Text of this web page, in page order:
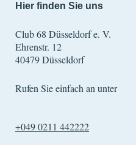
Hier finden Sie uns
Club 68 Düsseldorf e. V.
Ehrenstr. 12
40479Düsseldorf
Rufen Sie einfach an unter
+049 0211 442222